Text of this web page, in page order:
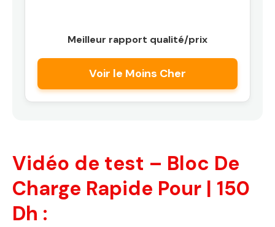
Meilleur rapport qualité/prix
Voir le Moins Cher
Vidéo de test – Bloc De
Charge Rapide Pour | 150
Dh :